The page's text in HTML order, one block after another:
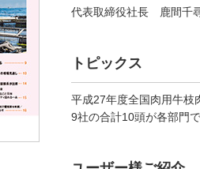
代表取締役社長 鹿間千
トピックス
平成27年度全国肉用牛枝
9社の合計10頭が各部門